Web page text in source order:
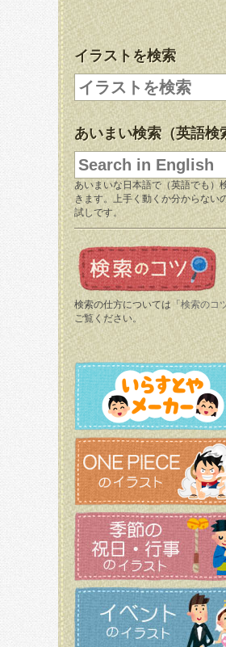
イラストを検索
あいまい検索（英語検
あいまいな日本語で（英語でも）
きます。上手く動くか分からない
試しです。
検索の仕方については「 検索のコ
ご覧ください。